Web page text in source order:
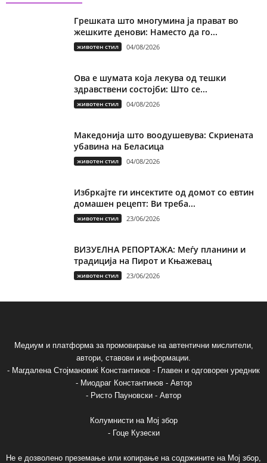
Грешката што многумина ја прават во
жешките денови: Наместо да го...
животен стил 04/08/2026
Ова е шумата која лекува од тешки
здравствени состојби: Што се...
животен стил 04/08/2026
Македонија што воодушевува: Скриената
убавина на Беласица
животен стил 04/08/2026
Избркајте ги инсектите од домот со евтин
домашен рецепт: Ви треба...
животен стил 23/06/2026
ВИЗУЕЛНА РЕПОРТАЖА: Меѓу планини и
традиција на Пирот и Књажевац
животен стил 23/06/2026
Медиум и платформа за промовирање на автентични мислители,
автори, ставови и информации.
- Магдалена Стојмановиќ Константинов - Главен и одговорен уредник
- Миодраг Константинов - Автор
- Ристо Пауновски - Автор
Колумнисти на Мој збор
- Гоце Кузески
Не е дозволено преземање или копирање на содржините на Мој збор,